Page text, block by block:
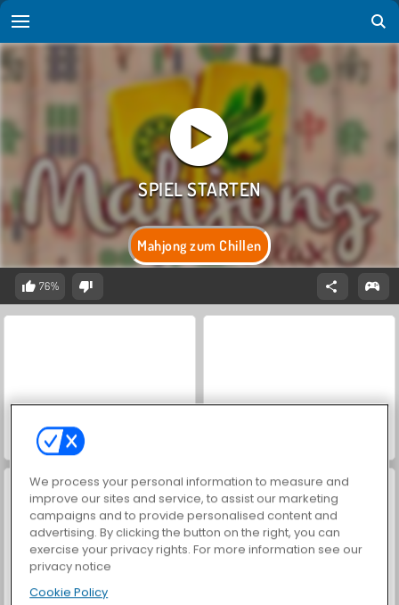
Mahjong zum Chillen
76%
Hidden Object: Street of Secrets
Car Parking City Duel
We process your personal information to measure and
improve our sites and service, to assist our marketing
campaigns and to provide personalised content and
advertising. By clicking the button on the right, you can
exercise your privacy rights. For more information see our
privacy notice
Cookie Policy